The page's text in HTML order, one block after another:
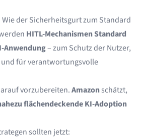
Wie der Sicherheitsgurt zum Standard
HITL-Mechanismen Standard
Anwendung– zum Schutz der Nutzer,
für verantwortungsvolle
vorzubereiten.Amazonschätzt,
flächendeckende KI-Adoption
sollten jetzt: